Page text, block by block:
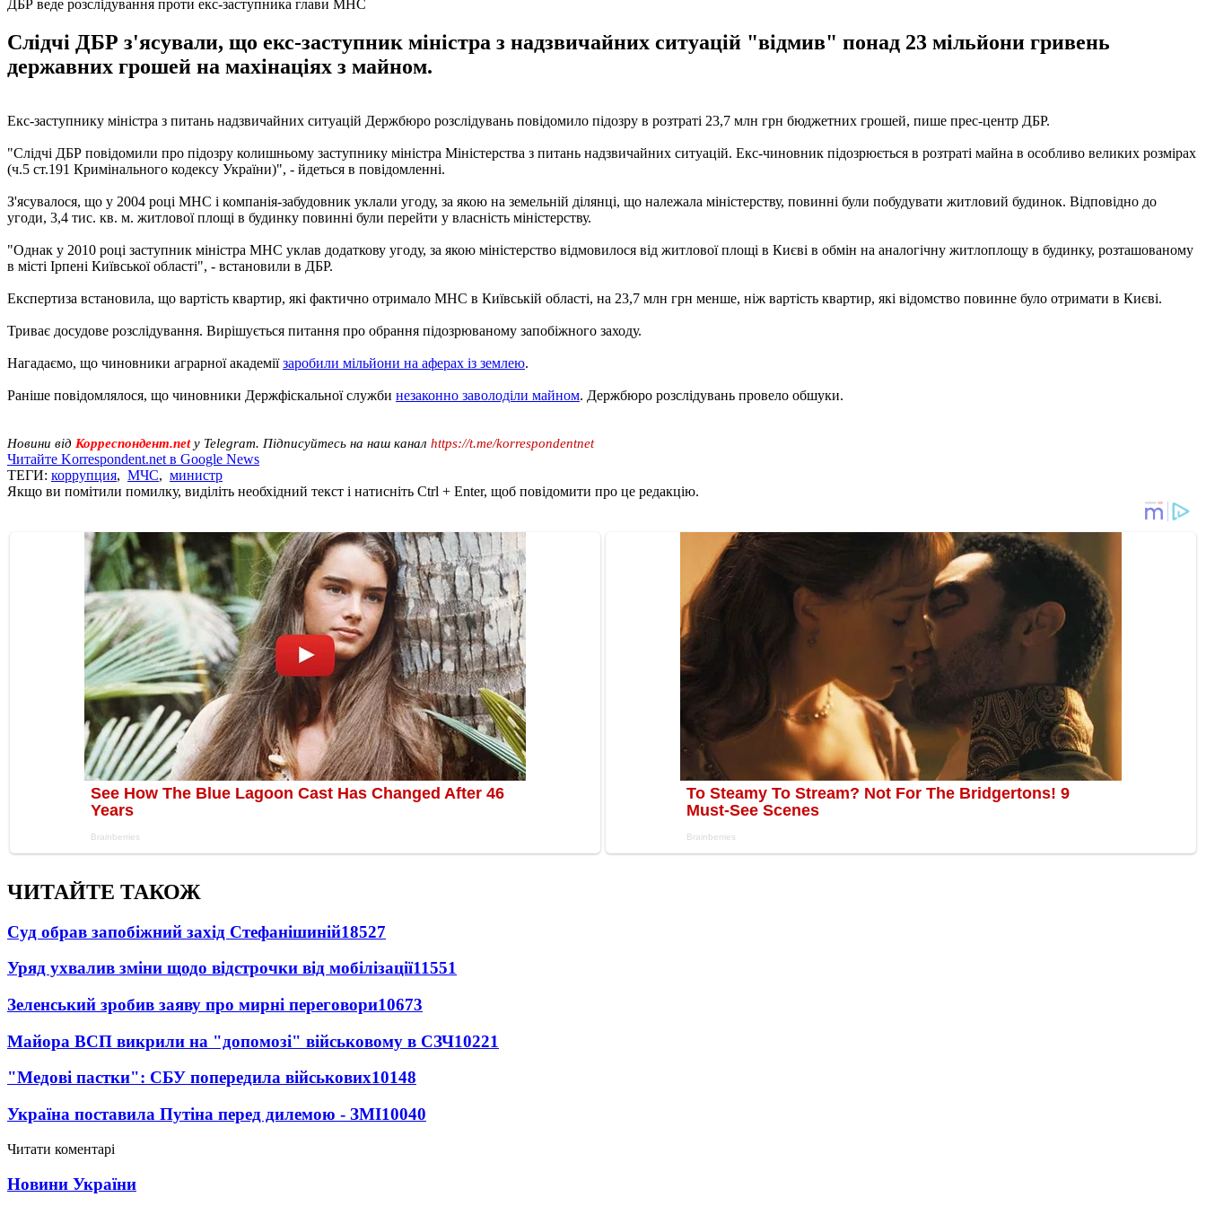
ДБР веде розслідування проти екс-заступника глави МНС
Слідчі ДБР з'ясували, що екс-заступник міністра з надзвичайних ситуацій "відмив" понад 23 мільйони гривень
державних грошей на махінаціях з майном.
Екс-заступнику міністра з питань надзвичайних ситуацій Держбюро розслідувань повідомило підозру в розтраті 23,7 млн ​​грн бюджетних грошей, пише прес-центр ДБР.
"Слідчі ДБР повідомили про підозру колишньому заступнику міністра Міністерства з питань надзвичайних ситуацій. Екс-чиновник підозрюється в розтраті майна в особливо великих розмірах
(ч.5 ст.191 Кримінального кодексу України)", - йдеться в повідомленні.
З'ясувалося, що у 2004 році МНС і компанія-забудовник уклали угоду, за якою на земельній ділянці, що належала міністерству, повинні були побудувати житловий будинок. Відповідно до
угоди, 3,4 тис. кв. м. житлової площі в будинку повинні були перейти у власність міністерству.
"Однак у 2010 році заступник міністра МНС уклав додаткову угоду, за якою міністерство відмовилося від житлової площі в Києві в обмін на аналогічну житлоплощу в будинку, розташованому
в місті Ірпені Київської області", - встановили в ДБР.
Експертиза встановила, що вартість квартир, які фактично отримало МНС в Київській області, на 23,7 млн ​​грн менше, ніж вартість квартир, які відомство повинне було отримати в Києві.
Триває досудове розслідування. Вирішується питання про обрання підозрюваному запобіжного заходу.
Нагадаємо, що чиновники аграрної академіїзаробили мільйони на аферах із землею.
Раніше повідомлялося, що чиновники Держфіскальної служби незаконно заволоділи майном. Держбюро розслідувань провело обшуки.
Новини від Корреспондент.netу Telegram. Підписуйтесь на наш канал https://t.me/korrespondentnet
Читайте Korrespondent.net в Google News
ТЕГИ: коррупция, МЧС, министр
Якщо ви помітили помилку, виділіть необхідний текст і натисніть Ctrl + Enter, щоб повідомити про це редакцію.
ЧИТАЙТЕ ТАКОЖ
Суд обрав запобіжний захід Стефанішиній18527
Уряд ухвалив зміни щодо відстрочки від мобілізації11551
Зеленський зробив заяву про мирні переговори10673
Майора ВСП викрили на "допомозі" військовому в СЗЧ10221
"Медові пастки": СБУ попередила військових10148
Україна поставила Путіна перед дилемою - ЗМІ10040
Читати коментарі
Новини України